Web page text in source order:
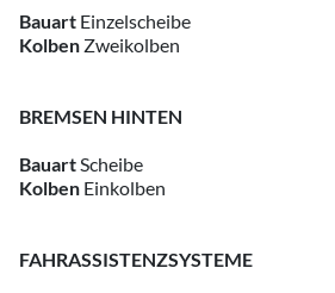
Bauart Einzelscheibe
Kolben Zweikolben
BREMSEN HINTEN
Bauart Scheibe
Kolben Einkolben
FAHRASSISTENZSYSTEME